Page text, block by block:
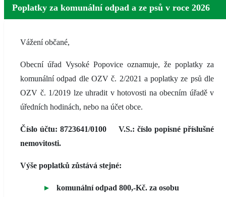
Poplatky za komunální odpad a ze psů v roce 2026
Vážení občané,
Obecní úřad Vysoké Popovice oznamuje, že poplatky za
komunální odpad dle OZV č. 2/2021 a poplatky ze psů dle
OZV č. 1/2019 lze uhradit v hotovosti na obecním úřadě v
úředních hodinách, nebo na účet obce.
Číslo účtu: 8723641/0100 V.S.: číslo popisné příslušné
nemovitosti.
Výše poplatků zůstává stejné:
komunální odpad 800,-Kč. za osobu